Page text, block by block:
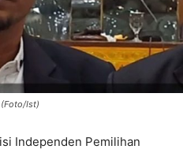
(Foto/Ist)
Independen Pemilihan